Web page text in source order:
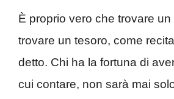
È proprio vero che trovare
trovare un tesoro, come
detto. Chi ha la fortuna di
cui contare, non sarà mai